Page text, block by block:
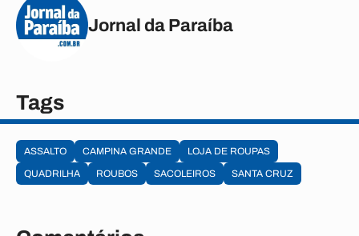
Jornal da Paraíba
Tags
ASSALTO CAMPINA GRANDE
LOJA DE ROUPAS
QUADRILHA
ROUBOS SACOLEIROS SANTA CRUZ